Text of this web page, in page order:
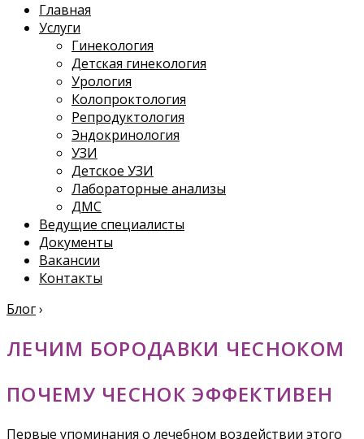
Главная
Услуги
Гинекология
Детская гинекология
Урология
Колопроктология
Репродуктология
Эндокринология
УЗИ
Детское УЗИ
Лабораторные анализы
ДМС
Ведущие специалисты
Документы
Вакансии
Контакты
Блог›
ЛЕЧИМ БОРОДАВКИ ЧЕСНОКОМ
ПОЧЕМУ ЧЕСНОК ЭФФЕКТИВЕН
Первые упоминания о лечебном воздействии этого